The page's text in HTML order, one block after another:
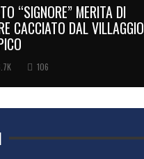
“SIGNORE” MERITA DI
CACCIATO DAL VILLAGGIO
106